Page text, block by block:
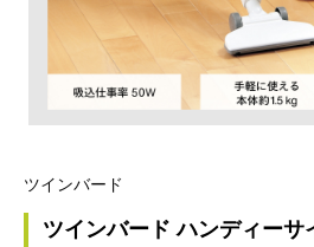
ツインバード
ツインバード ハンディーサ